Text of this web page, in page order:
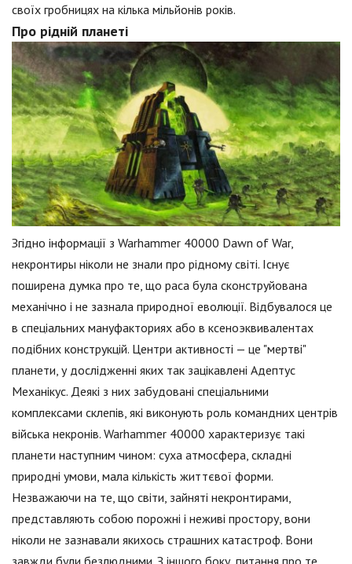
своїх гробницях на кілька мільйонів років.
Про рідній планеті
Згідно інформації з Warhammer 40000 Dawn of War,
некронтиры ніколи не знали про рідному світі. Існує
поширена думка про те, що раса була сконструйована
механічно і не зазнала природної еволюції. Відбувалося це
в спеціальних мануфакториях або в ксеноэквивалентах
подібних конструкцій. Центри активності — це "мертві"
планети, у дослідженні яких так зацікавлені Адептус
Механікус. Деякі з них забудовані спеціальними
комплексами склепів, які виконують роль командних центрів
війська некронів. Warhammer 40000 характеризує такі
планети наступним чином: суха атмосфера, складні
природні умови, мала кількість життєвої форми.
Незважаючи на те, що світи, зайняті некронтирами,
представляють собою порожні і неживі простору, вони
ніколи не зазнавали якихось страшних катастроф. Вони
завжди були безлюдними. З іншого боку, питання про те,